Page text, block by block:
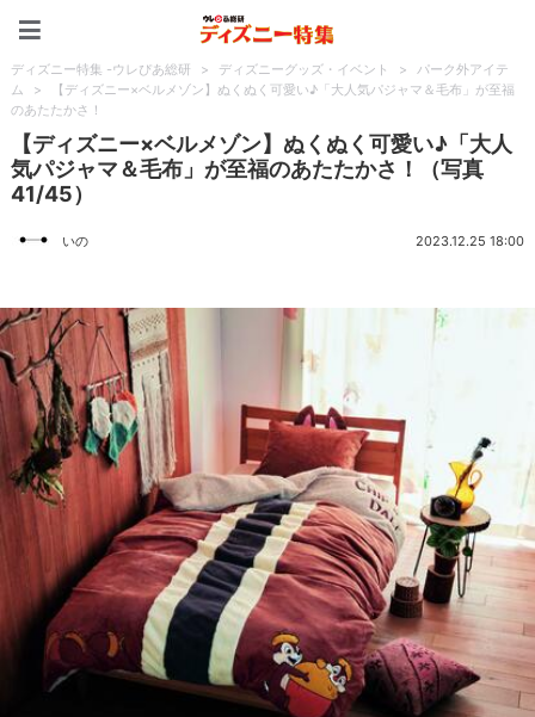
ディズニー特集 -ウレぴあ総研 > ディズニーグッズ・イベント >
パーク外アイテ
ム
>
【ディズニー×ベルメゾン】ぬくぬく可愛い♪「大人気パジャマ＆毛布」が至福
のあたたかさ！
【ディズニー×ベルメゾン】ぬくぬく可愛い♪「大人
気パジャマ＆毛布」が至福のあたたかさ！（写真
41/45）
いの 2023.12.25 18:00